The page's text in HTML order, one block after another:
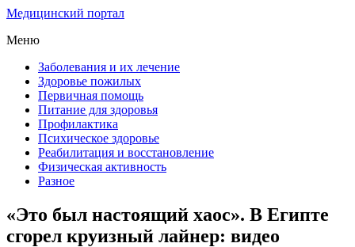
Медицинский портал
Меню
Заболевания и их лечение
Здоровье пожилых
Первичная помощь
Питание для здоровья
Профилактика
Психическое здоровье
Реабилитация и восстановление
Физическая активность
Разное
«Это был настоящий хаос». В Египте
сгорел круизный лайнер: видео